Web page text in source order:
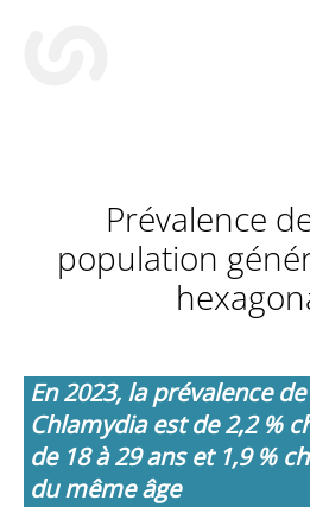
Prévalence
population
En 2023, la prévalence
Chlamydia est de 2,2 %
de 18 à 29 ans et 1,9 %
du même âge